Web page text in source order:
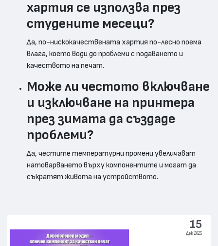
хартия се използва през
студените месеци?
Да, по-нискокачествената хартия по-лесно поема
влага, което води до проблеми с подаването и
качеството на печат.
Може ли честото включване
и изключване на принтера
през зимата да създаде
проблеми?
Да, честите температурни промени увеличават
натоварването върху компонентите и могат да
съкратят живота на устройството.
15
Дек 2025